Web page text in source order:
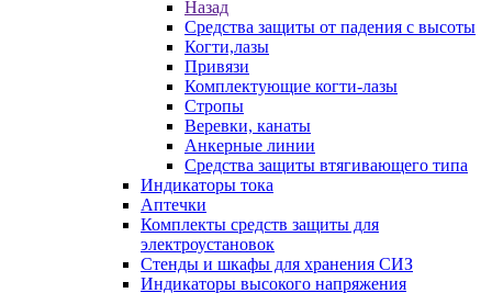
Назад
Средства защиты от падения с высоты
Когти,лазы
Привязи
Комплектующие когти-лазы
Стропы
Веревки, канаты
Анкерные линии
Средства защиты втягивающего типа
Индикаторы тока
Аптечки
Комплекты средств защиты для
электроустановок
Стенды и шкафы для хранения СИЗ
Индикаторы высокого напряжения